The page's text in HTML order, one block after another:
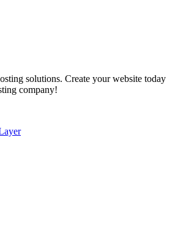
solutions. Create your website today
company!